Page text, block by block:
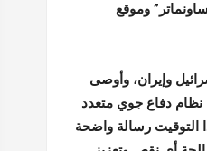
وموقع
التركية ارتكز على دراسة حرب الـ 12 يوما بين إسرائيل وإيران، وأوصى
نظام دفاع جوي متعدد
منذ عام 2018، فإن الإعلان عنه في هذا التوقيت رسالة واضحة